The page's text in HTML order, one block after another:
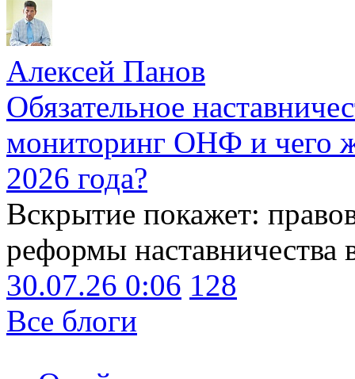
Алексей Панов
Обязательное
мониторинг ОНФ и чего
2026 года?
Вскрытие покажет:
реформы наставничества
30.07.26 0:06 128
Все блоги